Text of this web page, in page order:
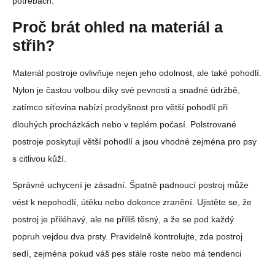
Proč brát ohled na materiál a
střih?
Materiál postroje ovlivňuje nejen jeho odolnost, ale také pohodlí.
Nylon je častou volbou díky své pevnosti a snadné údržbě,
zatímco síťovina nabízí prodyšnost pro větší pohodlí při
dlouhých procházkách nebo v teplém počasí. Polstrované
postroje poskytují větší pohodlí a jsou vhodné zejména pro psy
s citlivou kůží.
Správné uchycení je zásadní. Špatně padnoucí postroj může
vést k nepohodlí, útěku nebo dokonce zranění. Ujistěte se, že
postroj je přiléhavý, ale ne příliš těsný, a že se pod každý
popruh vejdou dva prsty. Pravidelně kontrolujte, zda postroj
sedí, zejména pokud váš pes stále roste nebo má tendenci